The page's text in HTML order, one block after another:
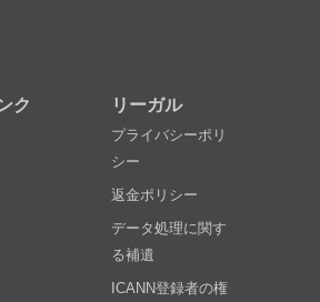
ク リーガル
プライバシーポリ
シー
返金ポリシー
データ処理に関す
る補遺
ICANN登録者の権